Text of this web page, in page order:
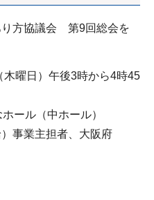
り方協議会 第9回総会を
曜日）午後3時から4時45
ール（中ホール）
事業主担者、大阪府